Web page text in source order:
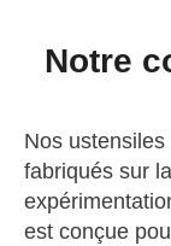
Notre
Nos
fabriqués sur
est conçue